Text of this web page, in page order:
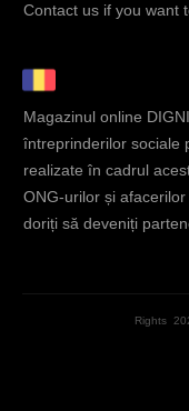
Contact us if you want
Magazinul online
întreprinderilor sociale
realizate în cadrul
ONG-urilor și
doriți să deveniți
Rights